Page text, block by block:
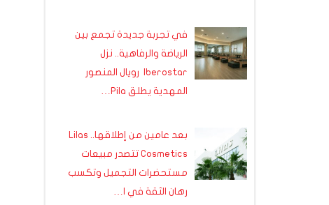
في تجربة جديدة تجمع بين
الرياضة والرفاهية.. نزل
Iberostar رويال المنصور
المهدية يطلق Pila…
بعد عامين من إطلاقها.. Lilas
Cosmetics تتصدر مبيعات
مستحضرات التجميل وتكسب
رهان الثقة في ا…